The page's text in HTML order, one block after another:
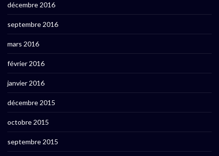
décembre 2016
septembre 2016
mars 2016
février 2016
janvier 2016
décembre 2015
octobre 2015
septembre 2015